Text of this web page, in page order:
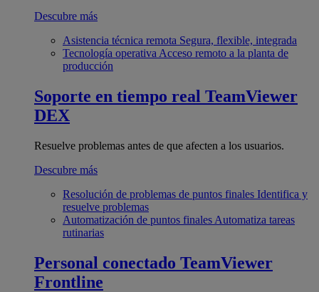
Descubre más
Asistencia técnica remota Segura, flexible, integrada
Tecnología operativa Acceso remoto a la planta de
producción
Soporte en tiempo real TeamViewer
DEX
Resuelve problemas antes de que afecten a los usuarios.
Descubre más
Resolución de problemas de puntos finales Identifica y
resuelve problemas
Automatización de puntos finales Automatiza tareas
rutinarias
Personal conectado TeamViewer
Frontline